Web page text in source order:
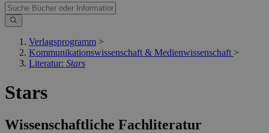
Verlagsprogramm >
Kommunikationswissenschaft & Medienwissenschaft >
Literatur: Stars
Stars
Wissenschaftliche Fachliteratur